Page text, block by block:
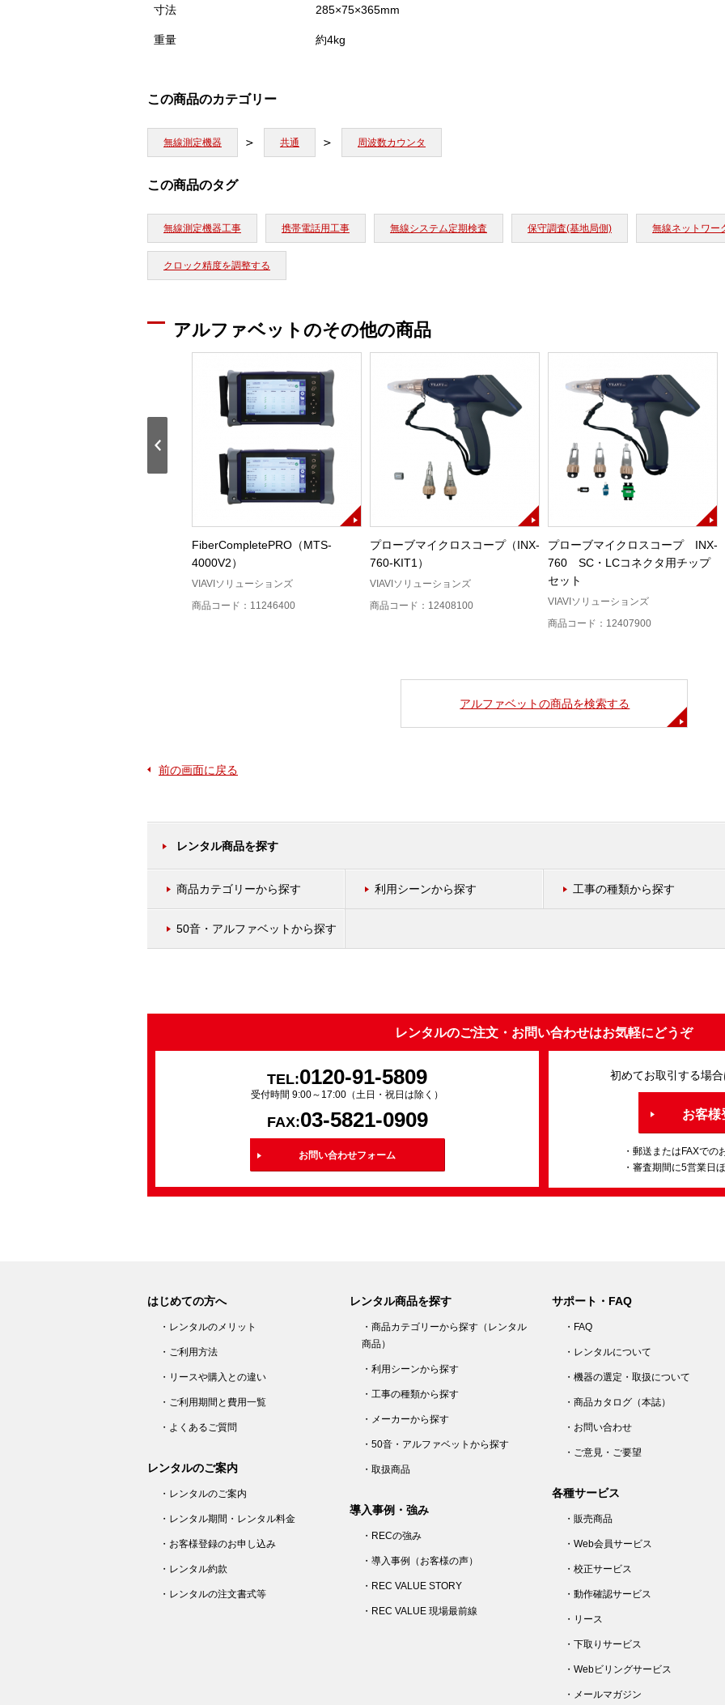
寸法 285×75×365mm
重量 約4kg
この商品のカテゴリー
無線測定機器 共通 周波数カウンタ
この商品のタグ
無線測定機器工事 携帯電話用工事 無線システム定期検査 保守調査(基地局側) 無線ネットワー
クロック精度を調整する
アルファベットのその他の商品
FiberCompletePRO（MTS-
4000V2）
VIAVIソリューションズ
商品コード：11246400
プローブマイクロスコープ（INX-
760-KIT1）
VIAVIソリューションズ
商品コード：12408100
プローブマイクロスコープ INX-
760 SC・LCコネクタ用チップ
セット
VIAVIソリューションズ
商品コード：12407900
アルファベットの商品を検索する
前の画面に戻る
レンタル商品を探す
商品カテゴリーから探す 利用シーンから探す 工事の種類から探す
50音・アルファベットから探す
レンタルのご注文・お問い合わせはお気軽にどうぞ
TEL:0120-91-5809
受付時間 9:00～17:00（土日・祝日は除く）
FAX:03-5821-0909
お問い合わせフォーム
初めてお取引する場
お客様
・郵送またはFAXでの
・審査期間に5営業日
はじめての方へ
・レンタルのメリット
・ご利用方法
・リースや購入との違い
・ご利用期間と費用一覧
・よくあるご質問
レンタルのご案内
・レンタルのご案内
・レンタル期間・レンタル料金
・お客様登録のお申し込み
・レンタル約款
・レンタルの注文書式等
レンタル商品を探す
・商品カテゴリーから探す（レンタル
商品）
・利用シーンから探す
・工事の種類から探す
・メーカーから探す
・50音・アルファベットから探す
・取扱商品
導入事例・強み
・RECの強み
・導入事例（お客様の声）
・REC VALUE STORY
・REC VALUE 現場最前線
サポート・FAQ
・FAQ
・レンタルについて
・機器の選定・取扱について
・商品カタログ（本誌）
・お問い合わせ
・ご意見・ご要望
各種サービス
・販売商品
・Web会員サービス
・校正サービス
・動作確認サービス
・リース
・下取りサービス
・Webビリングサービス
・メールマガジン